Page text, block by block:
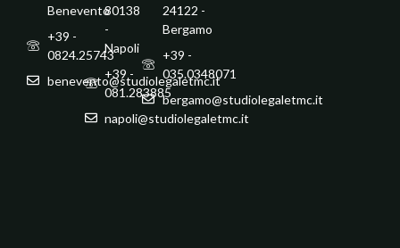
Benevento
+39 -
0824.25743
benevento@studiolegaletmc.it
80138
-
Napoli
+39 -
081.283885
napoli@studiolegaletmc.it
24122 -
Bergamo
+39 -
035.0348071
bergamo@studiolegaletmc.it